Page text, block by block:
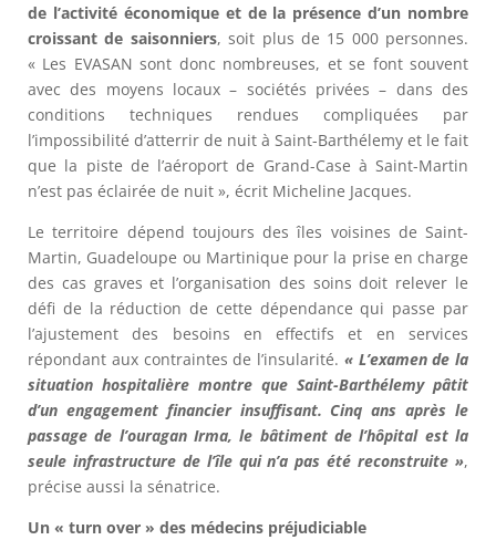
de l’activité économique et de la présence d’un nombre
croissant de saisonniers, soit plus de 15 000 personnes.
« Les EVASAN sont donc nombreuses, et se font souvent
avec des moyens locaux – sociétés privées – dans des
conditions techniques rendues compliquées par
l’impossibilité d’atterrir de nuit à Saint-Barthélemy et le fait
que la piste de l’aéroport de Grand-Case à Saint-Martin
n’est pas éclairée de nuit », écrit Micheline Jacques.
Le territoire dépend toujours des îles voisines de Saint-
Martin, Guadeloupe ou Martinique pour la prise en charge
des cas graves et l’organisation des soins doit relever le
défi de la réduction de cette dépendance qui passe par
l’ajustement des besoins en effectifs et en services
répondant aux contraintes de l’insularité. « L’examen de la
situation hospitalière montre que Saint-Barthélemy pâtit
d’un engagement financier insuffisant. Cinq ans après le
passage de l’ouragan Irma, le bâtiment de l’hôpital est la
seule infrastructure de l’île qui n’a pas été reconstruite »,
précise aussi la sénatrice.
Un « turn over » des médecins préjudiciable